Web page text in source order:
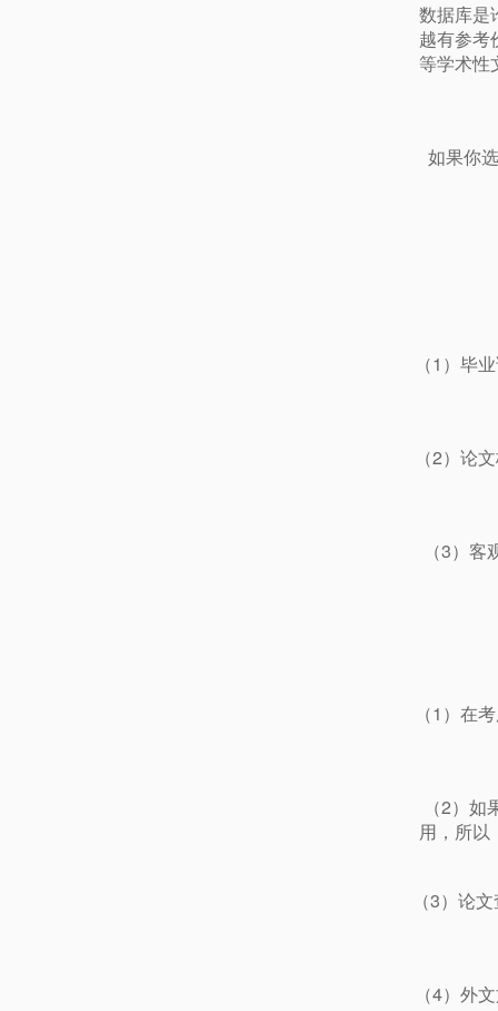
数据库是
越有参考
等学术性
如果你
（1）毕
（2）论
（3）
（1）在
（2）
用，所以
（3）论
（4）外